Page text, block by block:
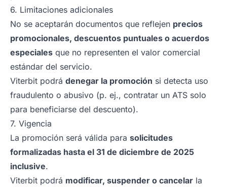
6. Limitaciones adicionales
No se aceptarán documentos que reflejen precios
promocionales, descuentos puntuales o acuerdos
especiales que no representen el valor comercial
estándar del servicio.
Viterbit podrá denegar la promoción si detecta uso
fraudulento o abusivo (p. ej., contratar un ATS solo
para beneficiarse del descuento).
7. Vigencia
La promoción será válida para solicitudes
formalizadas hasta el 31 de diciembre de 2025
inclusive.
Viterbit podrá modificar, suspender o cancelar la